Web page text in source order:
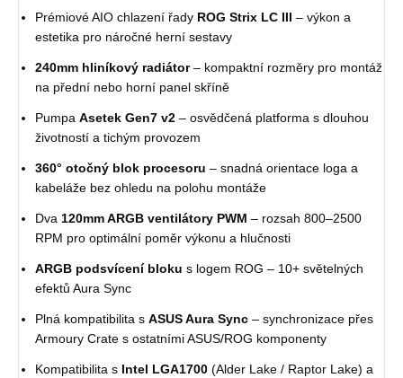
Prémiové AIO chlazení řady ROG Strix LC III – výkon a
estetika pro náročné herní sestavy
240mm hliníkový radiátor– kompaktní rozměry pro montáž
na přední nebo horní panel skříně
Pumpa Asetek Gen7 v2 – osvědčená platforma s dlouhou
životností a tichým provozem
360° otočný blok procesoru – snadná orientace loga a
kabeláže bez ohledu na polohu montáže
Dva 120mm ARGB ventilátory PWM – rozsah 800–2500
RPM pro optimální poměr výkonu a hlučnosti
ARGB podsvícení bloku s logem ROG – 10+ světelných
efektů Aura Sync
Plná kompatibilita s ASUS Aura Sync – synchronizace přes
Armoury Crate s ostatními ASUS/ROG komponenty
Kompatibilita s Intel LGA1700 (Alder Lake / Raptor Lake) a